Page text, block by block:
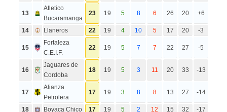
13
Atletico
Bucaramanga
23 19 5 8 6 26 20 +6
14 Llaneros 22 19 4 10 5 17 20 -3
15
Fortaleza
C.E.I.F.
22 19 5 7 7 22 27 -5
16
Jaguares de
Cordoba
18 19 5 3 11 20 33 -13
17
Alianza
Petrolera
17 19 3 8 8 13 27 -14
18 Boyaca Chico 17 19 5 2 12 15 32
-17